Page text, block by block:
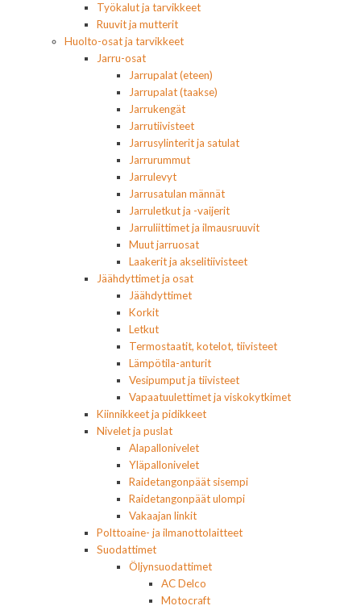
Työkalut ja tarvikkeet
Ruuvit ja mutterit
Huolto-osat ja tarvikkeet
Jarru-osat
Jarrupalat (eteen)
Jarrupalat (taakse)
Jarrukengät
Jarrutiivisteet
Jarrusylinterit ja satulat
Jarrurummut
Jarrulevyt
Jarrusatulan männät
Jarruletkut ja -vaijerit
Jarruliittimet ja ilmausruuvit
Muut jarruosat
Laakerit ja akselitiivisteet
Jäähdyttimet ja osat
Jäähdyttimet
Korkit
Letkut
Termostaatit, kotelot, tiivisteet
Lämpötila-anturit
Vesipumput ja tiivisteet
Vapaatuulettimet ja viskokytkimet
Kiinnikkeet ja pidikkeet
Nivelet ja puslat
Alapallonivelet
Yläpallonivelet
Raidetangonpäät sisempi
Raidetangonpäät ulompi
Vakaajan linkit
Polttoaine- ja ilmanottolaitteet
Suodattimet
Öljynsuodattimet
AC Delco
Motocraft